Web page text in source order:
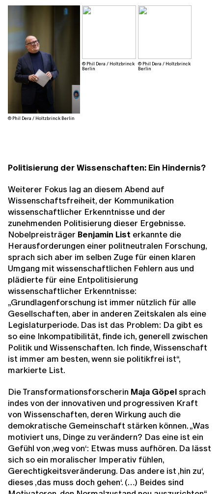
© Phil Dera / Holtzbrinck Berlin
© Phil Dera / Holtzbrinck
Berlin
© Phil Dera / Holtzbrinck
Berlin
Politisierung der Wissenschaften: Ein Hindernis?
Weiterer Fokus lag an diesem Abend auf
Wissenschaftsfreiheit, der Kommunikation
wissenschaftlicher Erkenntnisse und der
zunehmenden Politisierung dieser Ergebnisse.
Nobelpreisträger Benjamin List erkannte die
Herausforderungen einer politneutralen Forschung,
sprach sich aber im selben Zuge für einen klaren
Umgang mit wissenschaftlichen Fehlern aus und
plädierte für eine Entpolitisierung
wissenschaftlicher Erkenntnisse:
„Grundlagenforschung ist immer nützlich für alle
Gesellschaften, aber in anderen Zeitskalen als eine
Legislaturperiode. Das ist das Problem: Da gibt es
so eine Inkompatibilität, finde ich, generell zwischen
Politik und Wissenschaften. Ich finde, Wissenschaft
ist immer am besten, wenn sie politikfrei ist“,
markierte List.
Die Transformationsforscherin Maja Göpelsprach
indes von der innovativen und progressiven Kraft
von Wissenschaften, deren Wirkung auch die
demokratische Gemeinschaft stärken können. „Was
motiviert uns, Dinge zu verändern? Das eine ist ein
Gefühl von ‚weg von‘: Etwas muss aufhören. Da lässt
sich so ein moralischer Imperativ fühlen,
Gerechtigkeitsveränderung. Das andere ist ‚hin zu‘,
dieses ‚das muss doch gehen‘. (…) Beides sind